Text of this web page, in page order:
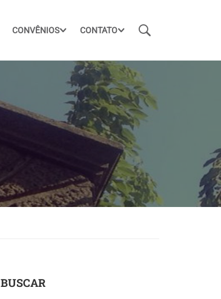
CONVÊNIOS CONTATO
BUSCAR